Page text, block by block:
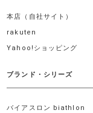
本店（自社サイト）
rakuten
Yahoo!ショッピング
ブランド・シリーズ
バイアスロン biathlon